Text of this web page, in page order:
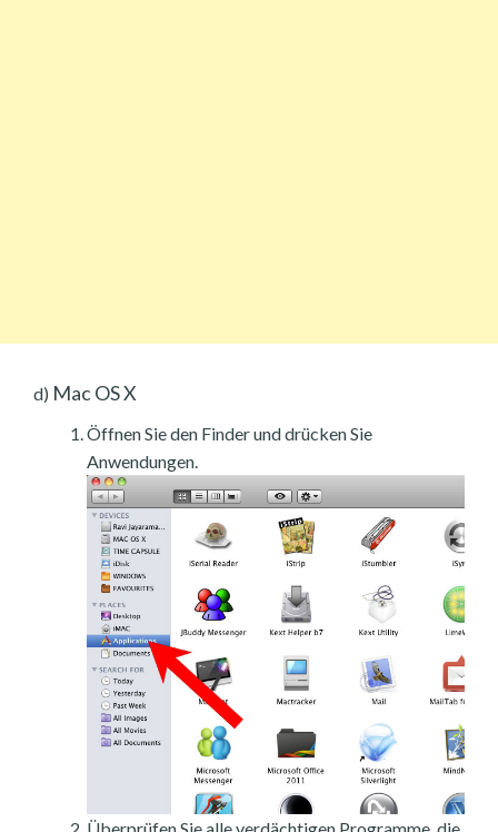
d) Mac OS X
Öffnen Sie den Finder und drücken Sie
Anwendungen.